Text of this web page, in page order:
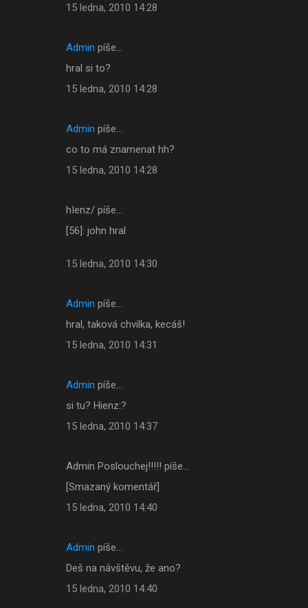
15 ledna, 2010 14:28
Admin píše…
hral si to?
15 ledna, 2010 14:28
Admin píše…
co to má znamenat hh?
15 ledna, 2010 14:28
hIenz/ píše…
[56]: john hral
15 ledna, 2010 14:30
Admin píše…
hral, taková chvilka, kecáš!
15 ledna, 2010 14:31
Admin píše…
si tu? Hienz:?
15 ledna, 2010 14:37
Admin Poslouchej!!!!! píše…
[Smazaný komentář]
15 ledna, 2010 14:40
Admin píše…
Deš na návštěvu, že ano?
15 ledna, 2010 14:40